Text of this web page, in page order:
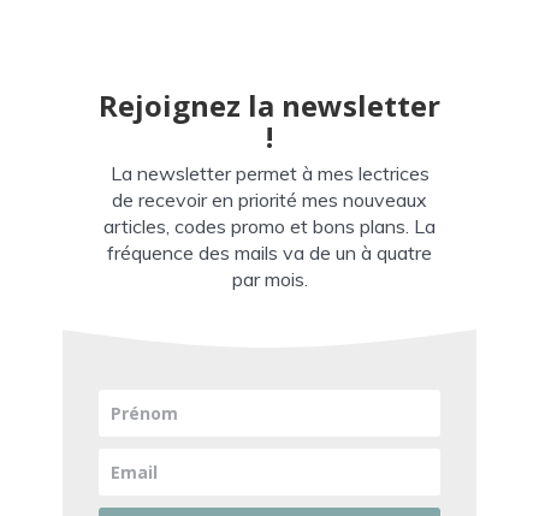
Rejoignez la newsletter
!
La newsletter permet à mes lectrices
de recevoir en priorité mes nouveaux
articles, codes promo et bons plans. La
fréquence des mails va de un à quatre
par mois.